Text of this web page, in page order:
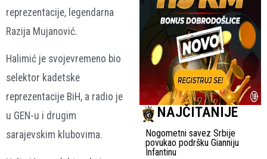
reprezentacije, legendarna
Razija Mujanović.
Halimić je svojevremeno bio
selektor kadetske
reprezentacije BiH, a radio je
u GEN-u i drugim
sarajevskim klubovima.
NAJČITANIJE
Nogometni savez Srbije
povukao podršku Gianniju
Infantinu